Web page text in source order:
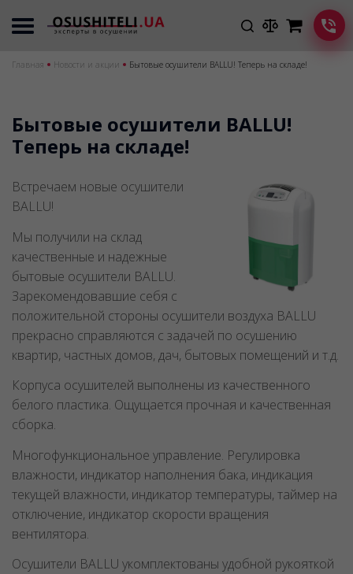
Главная Новости и акции Бытовые осушители BALLU! Теперь на складе!
Бытовые осушители BALLU!
Теперь на складе!
Встречаем новые осушители
BALLU!
Мы получили на склад
качественные и надежные
бытовые осушители BALLU.
Зарекомендовавшие себя с
положительной стороны осушители воздуха BALLU
прекрасно справляются с задачей по осушению
квартир, частных домов, дач, бытовых помещений и т.д.
Корпуса осушителей выполнены из качественного
белого пластика. Ощущается прочная и качественная
сборка.
Многофункциональное управление. Регулировка
влажности, индикатор наполнения бака, индикация
текущей влажности, индикатор температуры, таймер на
отключение, индикатор скорости вращения
вентилятора.
Осушители BALLU укомплектованы удобной рукояткой